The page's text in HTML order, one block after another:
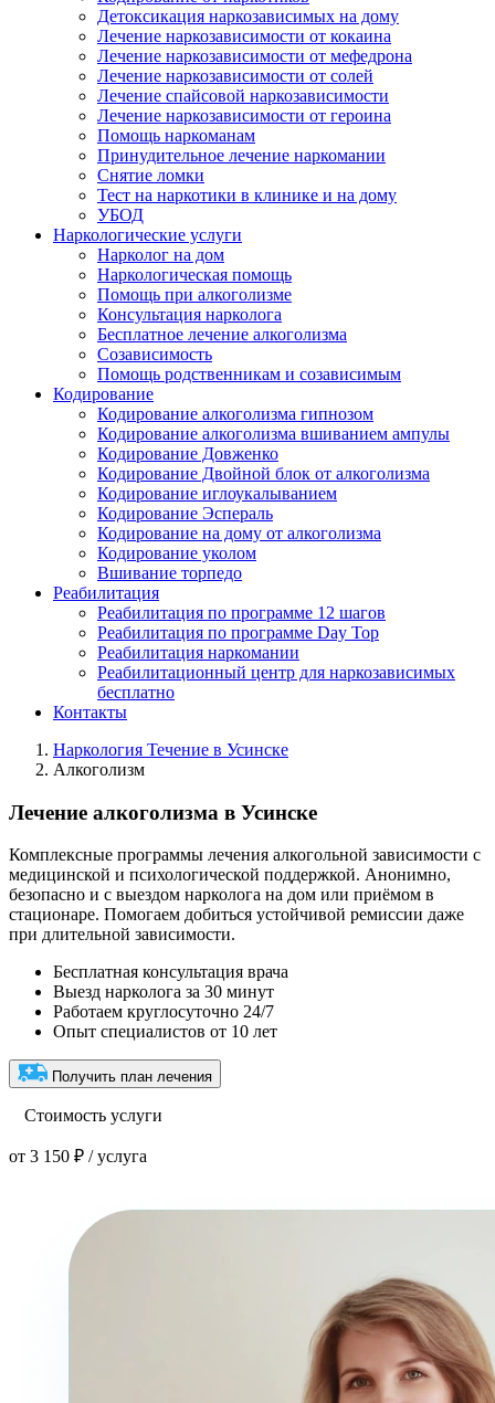
Детоксикация наркозависимых на дому
Лечение наркозависимости от кокаина
Лечение наркозависимости от мефедрона
Лечение наркозависимости от солей
Лечение спайсовой наркозависимости
Лечение наркозависимости от героина
Помощь наркоманам
Принудительное лечение наркомании
Снятие ломки
Тест на наркотики в клинике и на дому
УБОД
Наркологические услуги
Нарколог на дом
Наркологическая помощь
Помощь при алкоголизме
Консультация нарколога
Бесплатное лечение алкоголизма
Созависимость
Помощь родственникам и созависимым
Кодирование
Кодирование алкоголизма гипнозом
Кодирование алкоголизма вшиванием ампулы
Кодирование Довженко
Кодирование Двойной блок от алкоголизма
Кодирование иглоукалыванием
Кодирование Эспераль
Кодирование на дому от алкоголизма
Кодирование уколом
Вшивание торпедо
Реабилитация
Реабилитация по программе 12 шагов
Реабилитация по программе Day Top
Реабилитация наркомании
Реабилитационный центр для наркозависимых
бесплатно
Контакты
Наркология Течение в Усинске
Алкоголизм
Лечение алкоголизма в Усинске
Комплексные программы лечения алкогольной зависимости с
медицинской и психологической поддержкой. Анонимно,
безопасно и с выездом нарколога на дом или приёмом в
стационаре. Помогаем добиться устойчивой ремиссии даже
при длительной зависимости.
Бесплатная консультация врача
Выезд нарколога за 30 минут
Работаем круглосуточно 24/7
Опыт специалистов от 10 лет
Получить план лечения
Стоимость услуги
от 3 150 ₽ / услуга